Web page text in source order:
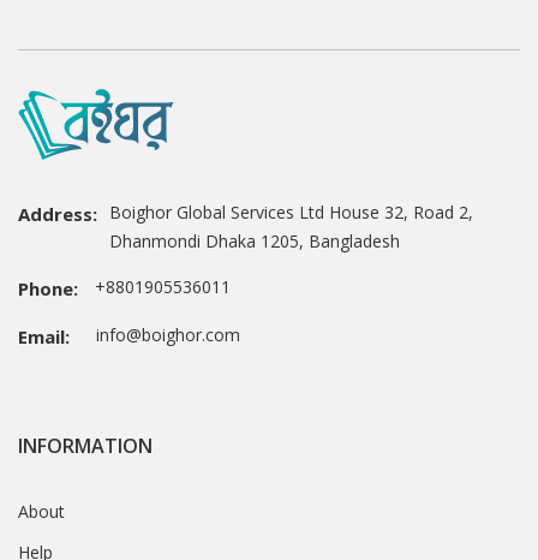
Address: Boighor Global Services Ltd House 32, Road 2,
Dhanmondi Dhaka 1205, Bangladesh
Phone: +8801905536011
Email: info@boighor.com
INFORMATION
About
Help